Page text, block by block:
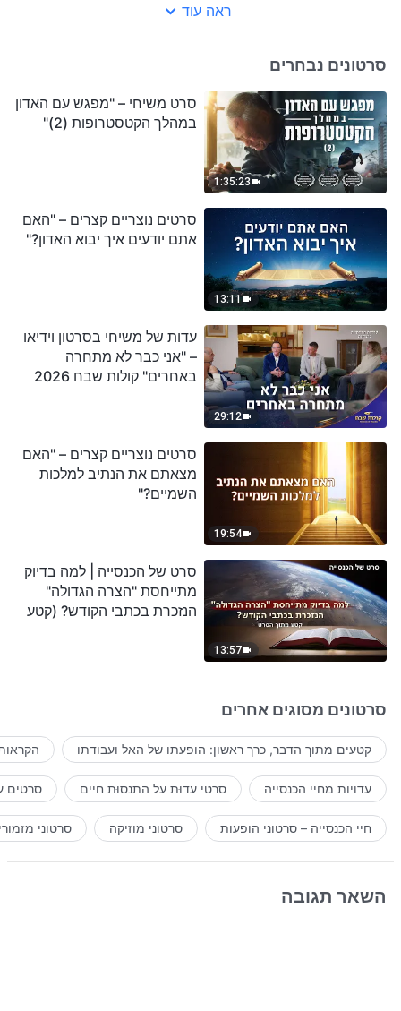
ראה עוד
סרטונים נבחרים
1:35:23
סרט משיחי – "מפגש עם האדון
במהלך הקטסטרופות (2)"
13:11
סרטים נוצריים קצרים – "האם
אתם יודעים איך יבוא האדון?"
29:12
עדות של משיחי בסרטון וידיאו
– "אני כבר לא מתחרה
באחרים" קולות שבח 2026
19:54
סרטים נוצריים קצרים – "האם
מצאתם את הנתיב למלכות
השמיים?"
13:57
סרט של הכנסייה | למה בדיוק
מתייחסת "הצרה הגדולה"
הנזכרת בכתבי הקודש? (קטע
סרטונים מסוגים אחרים
קטעים מתוך הדבר, כרך ראשון: הופעתו של האל ועבודתו
עדויות מחיי הכנסייה סרטי עדוּת על התנסוּת חיים סרטים
חיי הכנסייה – סרטוני הופעות סרטוני מוזיקה סרטוני
השאר תגובה